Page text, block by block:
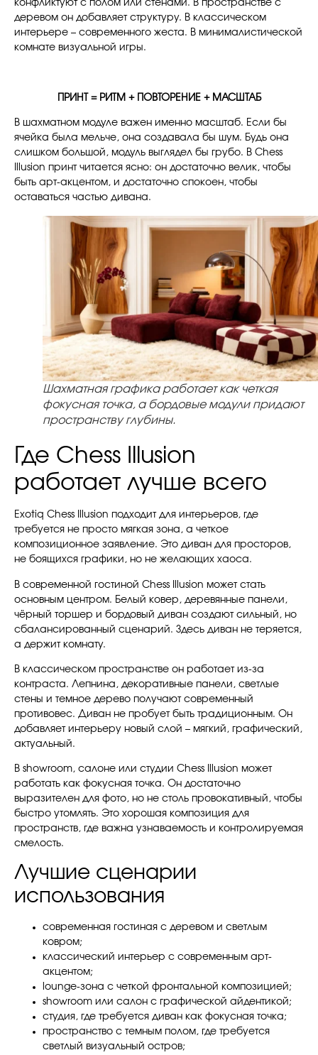
конфликтуют с полом или стенами. В пространстве с
деревом он добавляет структуру. В классическом
интерьере – современного жеста. В минималистической
комнате визуальной игры.
ПРИНТ = РИТМ + ПОВТОРЕНИЕ + МАСШТАБ
В шахматном модуле важен именно масштаб. Если бы
ячейка была мельче, она создавала бы шум. Будь она
слишком большой, модуль выглядел бы грубо. В Chess
Illusion принт читается ясно: он достаточно велик, чтобы
быть арт-акцентом, и достаточно спокоен, чтобы
оставаться частью дивана.
Шахматная графика работает как четкая
фокусная точка, а бордовые модули придают
пространству глубины.
Где Chess Illusion
работает лучше всего
Exotiq Chess Illusion подходит для интерьеров, где
требуется не просто мягкая зона, а четкое
композиционное заявление. Это диван для просторов,
не боящихся графики, но не желающих хаоса.
В современной гостиной Chess Illusion может стать
основным центром. Белый ковер, деревянные панели,
чёрный торшер и бордовый диван создают сильный, но
сбалансированный сценарий. Здесь диван не теряется,
а держит комнату.
В классическом пространстве он работает из-за
контраста. Лепнина, декоративные панели, светлые
стены и темное дерево получают современный
противовес. Диван не пробует быть традиционным. Он
добавляет интерьеру новый слой – мягкий, графический,
актуальный.
В showroom, салоне или студии Chess Illusion может
работать как фокусная точка. Он достаточно
выразителен для фото, но не столь провокативный, чтобы
быстро утомлять. Это хорошая композиция для
пространств, где важна узнаваемость и контролируемая
смелость.
Лучшие сценарии
использования
современная гостиная с деревом и светлым
ковром;
классический интерьер с современным арт-
акцентом;
lounge-зона с четкой фронтальной композицией;
showroom или салон с графической айдентикой;
студия, где требуется диван как фокусная точка;
пространство с темным полом, где требуется
светлый визуальный остров;